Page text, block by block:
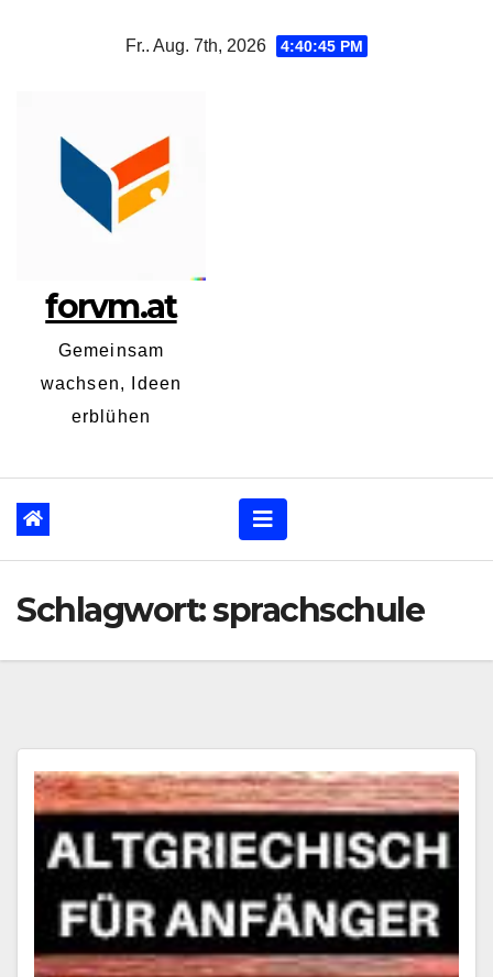
Fr.. Aug. 7th, 2026 4:40:46 PM
forvm.at
Gemeinsam
wachsen, Ideen
erblühen
Schlagwort:sprachschule